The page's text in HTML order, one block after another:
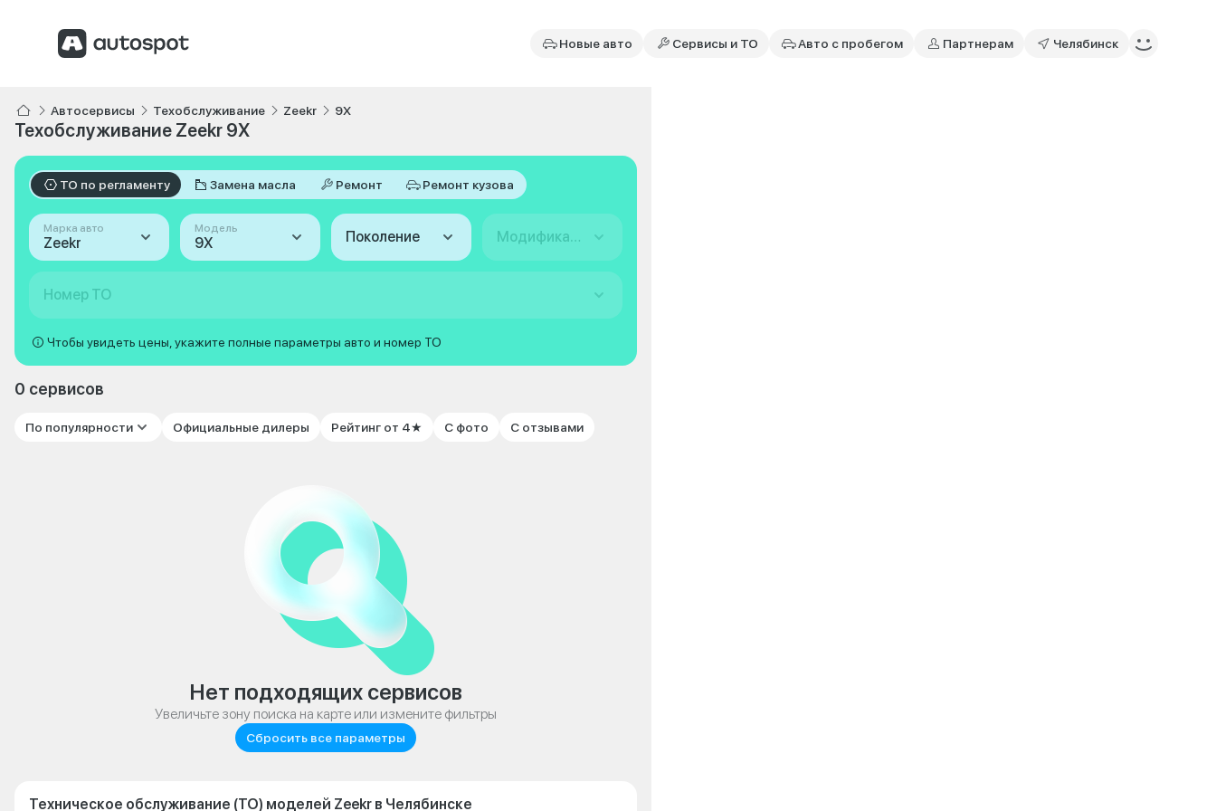
Новые авто Сервисы и ТО Авто с пробегом Партнерам Челябинск
Автосервисы Техобслуживание Zeekr 9X
Техобслуживание Zeekr 9X
ТО по регламенту Замена масла Ремонт Ремонт кузова
Марка авто
Zeekr
Модель
9X Поколение Модификация
Номер ТО
Чтобы увидеть цены, укажите полные параметры авто и номер ТО
0 сервисов
По популярности Официальные дилеры Рейтинг от 4★ С фото С отзывами
Нет подходящих сервисов
Увеличьте зону поиска на карте или измените фильтры
Сбросить все параметры
Техническое обслуживание (ТО) моделей Zeekr в Челябинске